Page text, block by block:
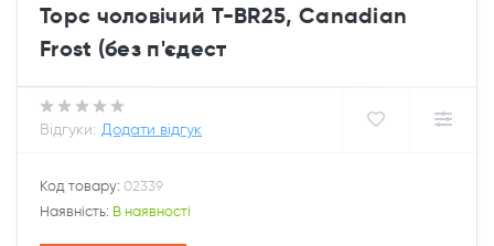
Торс чоловічий T-BR25, Canadian
Frost (без п'єдест
Відгуки: Додати відгук
Код товару: 02339
Наявність: В наявності